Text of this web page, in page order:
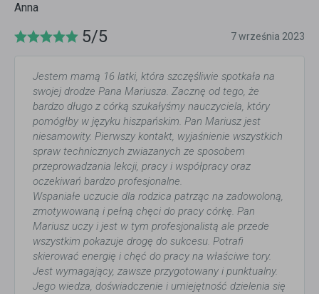
Anna
5/5 7 września 2023
Jestem mamą 16 latki, która szczęśliwie spotkała na
swojej drodze Pana Mariusza. Zacznę od tego, że
bardzo długo z córką szukałyśmy nauczyciela, który
pomógłby w języku hiszpańskim. Pan Mariusz jest
niesamowity. Pierwszy kontakt, wyjaśnienie wszystkich
spraw technicznych zwiazanych ze sposobem
przeprowadzania lekcji, pracy i współpracy oraz
oczekiwań bardzo profesjonalne.
Wspaniałe uczucie dla rodzica patrząc na zadowoloną,
zmotywowaną i pełną chęci do pracy córkę. Pan
Mariusz uczy i jest w tym profesjonalistą ale przede
wszystkim pokazuje drogę do sukcesu. Potrafi
skierować energię i chęć do pracy na właściwe tory.
Jest wymagający, zawsze przygotowany i punktualny.
Jego wiedza, doświadczenie i umiejętność dzielenia się